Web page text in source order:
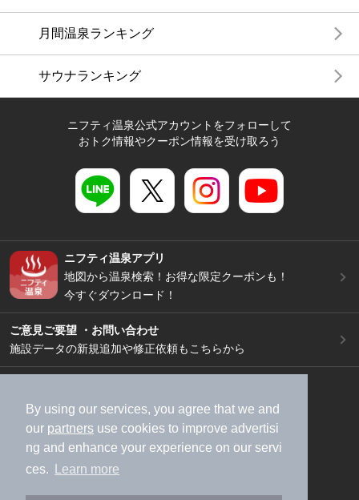
By using our services, you agree that we and
our partners use cookies to improve advertisi
ng and enhance your experience on our servi
ces.
Learn more
月間温泉ランキング
サウナランキング
ニフティ温泉公式アカウントをフォローして
おトク情報やクーポン情報を受け取ろう
ニフティ温泉アプリ
地図から温泉検索！お得な限定クーポンも！
今すぐダウンロード！
ご意見ご要望 ・お問い合わせ
施設データの新規追加や修正依頼もこちらから
加盟店募集（資料請求）
広告出稿のご案内
利用規約
ライフスタイルMEMBERS+規約
特定商取引法に基づく表記
ヘルプ
採用情報
運営会社